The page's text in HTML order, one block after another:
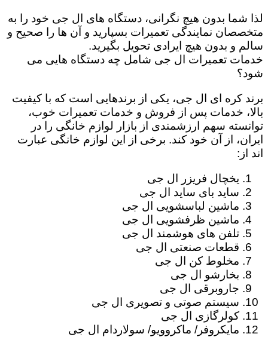
لذا شما بدون هیچ نگرانی، دستگاه های ال جی خود را به
متخصصان نمایندگی تعمیرات بسپارید و آن ها را صحیح و
سالم و بدون هیچ ایرادی تحویل بگیرید.
خدمات تعمیرات ال جی شامل چه دستگاه هایی می
شود؟
برند کره ای ال جی، یکی از برندهایی است که با کیفیت
بالا، خدمات پس از فروش و خدمات تعمیرات خوب،
توانسته سهم ارزشمندی از بازار لوازم خانگی را در
ایران، از آن خود کند. برخی از این لوازم خانگی عبارت
اند از:
یخچال فریزر ال جی
ساید بای ساید ال جی
ماشین لباسشویی ال جی
ماشین ظرفشویی ال جی
تلفن های هوشمند ال جی
قطعات صنعتی ال جی
مخلوط کن ال جی
بخارشو ال جی
جاروبرقی ال جی
سیستم صوتی و تصویری ال جی
کولرگازی ال جی
مایکروفر/ ماکروویو/ سولاردام ال جی